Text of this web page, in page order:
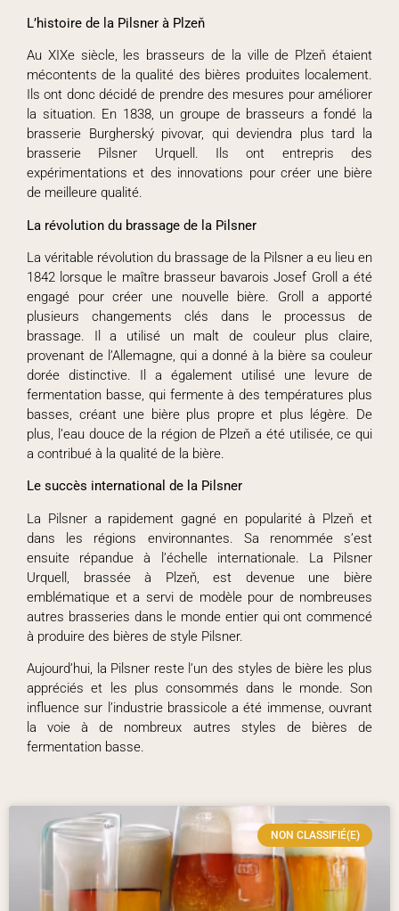
L’histoire de la Pilsner à Plzeň
Au XIXe siècle, les brasseurs de la ville de Plzeň étaient
mécontents de la qualité des bières produites localement.
Ils ont donc décidé de prendre des mesures pour améliorer
la situation. En 1838, un groupe de brasseurs a fondé la
brasserie Burgherský pivovar, qui deviendra plus tard la
brasserie Pilsner Urquell. Ils ont entrepris des
expérimentations et des innovations pour créer une bière
de meilleure qualité.
La révolution du brassage de la Pilsner
La véritable révolution du brassage de la Pilsner a eu lieu en
1842 lorsque le maître brasseur bavarois Josef Groll a été
engagé pour créer une nouvelle bière. Groll a apporté
plusieurs changements clés dans le processus de
brassage. Il a utilisé un malt de couleur plus claire,
provenant de l’Allemagne, qui a donné à la bière sa couleur
dorée distinctive. Il a également utilisé une levure de
fermentation basse, qui fermente à des températures plus
basses, créant une bière plus propre et plus légère. De
plus, l’eau douce de la région de Plzeň a été utilisée, ce qui
a contribué à la qualité de la bière.
Le succès international de la Pilsner
La Pilsner a rapidement gagné en popularité à Plzeň et
dans les régions environnantes. Sa renommée s’est
ensuite répandue à l’échelle internationale. La Pilsner
Urquell, brassée à Plzeň, est devenue une bière
emblématique et a servi de modèle pour de nombreuses
autres brasseries dans le monde entier qui ont commencé
à produire des bières de style Pilsner.
Aujourd’hui, la Pilsner reste l’un des styles de bière les plus
appréciés et les plus consommés dans le monde. Son
influence sur l’industrie brassicole a été immense, ouvrant
la voie à de nombreux autres styles de bières de
fermentation basse.
NON CLASSIFIÉ(E)